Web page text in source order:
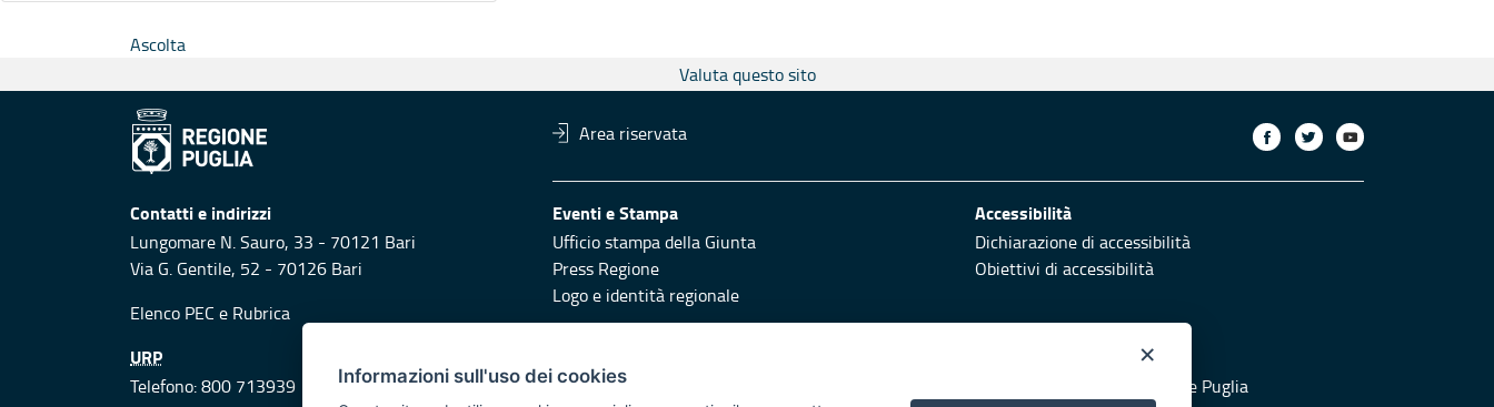
Ascolta
Valuta questo sito
Area riservata
Contatti e indirizzi
Lungomare N. Sauro, 33 - 70121 Bari
Via G. Gentile, 52 - 70126 Bari
Elenco PEC e Rubrica
Eventi e Stampa
Ufficio stampa della Giunta
Press Regione
Logo e identità regionale
Accessibilità
Dichiarazione di accessibilità
Obiettivi di accessibilità
URP
Telefono: 800 713939
Responsabili di pubblicazione Vai al sito di Protezione Civile Puglia
×
Informazioni sull'uso dei cookies